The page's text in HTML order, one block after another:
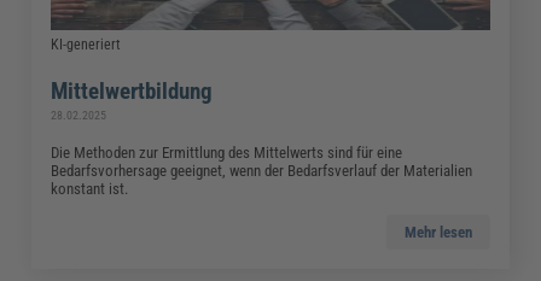
KI-generiert
Mittelwertbildung
28.02.2025
Die Methoden zur Ermittlung des Mittelwerts sind für eine
Bedarfsvorhersage geeignet, wenn der Bedarfsverlauf der Materialien
konstant ist.
Mehr lesen